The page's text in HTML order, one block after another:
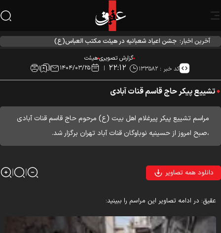
آخرین اخبار: جشن اعياد شعبانيه در هیئت مکتب العباس(ع)
گزارش تصویریهیئت
کد خبر : ۱۳۳۵۸۲ ۲۲:۱۲ ۱۴۰۴/۰۳/۲۵
تشییع پیکر حاج قاسم قنات آبادی
مراسم تشییع پیکر پیرغلام اهل بیت (ع) مرحوم حاج قاسم قنات آبادی
،صبح امروز از حسینیه نوباوگان قنات آباد تهران برگزار شد.
دانلود همه تصاویر
عقیق: در ادامه تصاویر این مراسم را ببینید: